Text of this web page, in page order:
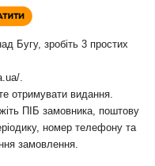
Бугу, зробіть 3 простих
.
отримувати видання.
ПІБ замовника, поштову
номер телефону та
замовлення.